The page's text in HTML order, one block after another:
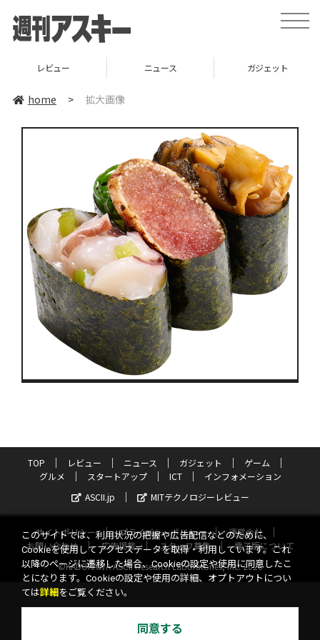
toggle
レビュー ニュース ガジェット
home > 拡大画像
TOP レビュー ニュース ガジェット
ゲーム
グルメ
スタートアップ ICT
インフォメーション
ASCII.jp
MITテクノロジーレビュー
サイトポリシー プライバシーポリシー
運営会社
お問い合わせ
広告掲載 スタッフ募集
電子版について
©KADOKAWA ASCII Research Laboratories, Inc. 2026
このサイトでは、利用状況の把握や広告配信などのために、
Cookieを使用してアクセスデータを取得・利用しています。これ
以降のページに遷移した場合、Cookieの設定や使用に同意したこ
とになります。Cookieの設定や使用の詳細、オプトアウトについ
ては詳細 をご覧ください。
同意する